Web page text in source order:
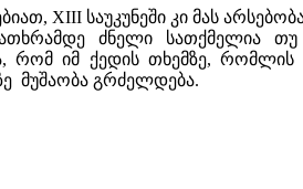
XIII საუკუნეში კი მას
ძნელი სათქმელია
რომ იმ ქედის თხემზე,
მუშაობა გრძელდება.